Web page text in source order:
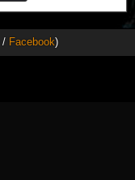
/ Facebook)